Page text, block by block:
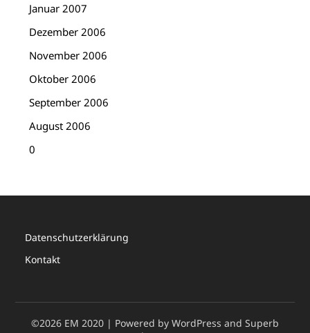
Januar 2007
Dezember 2006
November 2006
Oktober 2006
September 2006
August 2006
0
Datenschutzerklärung
Kontakt
©2026 EM 2020 | Powered by WordPress and Superb